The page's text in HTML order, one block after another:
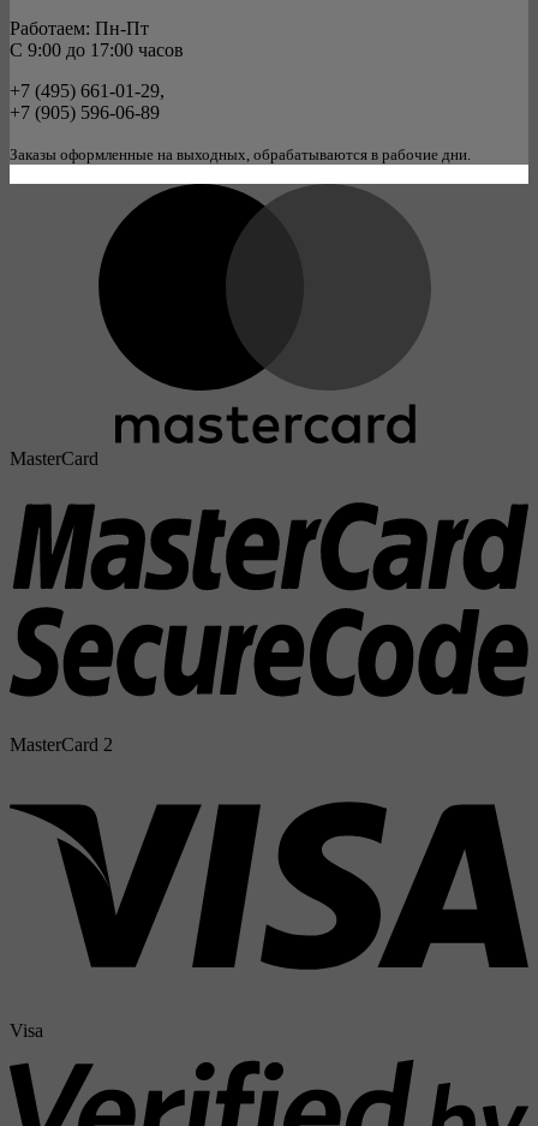
Работаем: Пн-Пт
C 9:00 до 17:00 часов
+7 (495) 661-01-29,
+7 (905) 596-06-89
Заказы оформленные на выходных, обрабатываются в рабочие дни.
MasterCard
MasterCard 2
Visa